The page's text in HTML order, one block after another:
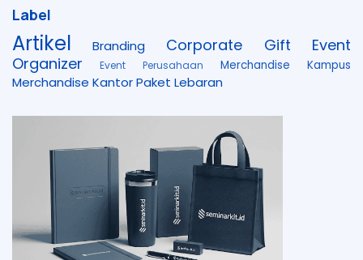
Label
Artikel Branding Corporate Gift
Event
Organizer
Event Perusahaan Merchandise Kampus
Merchandise KantorPaket Lebaran